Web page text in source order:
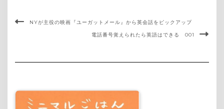
NYが主役の映画『ユーガットメール』から英会話をピックアップ
電話番号覚えられたら英語はできる 001